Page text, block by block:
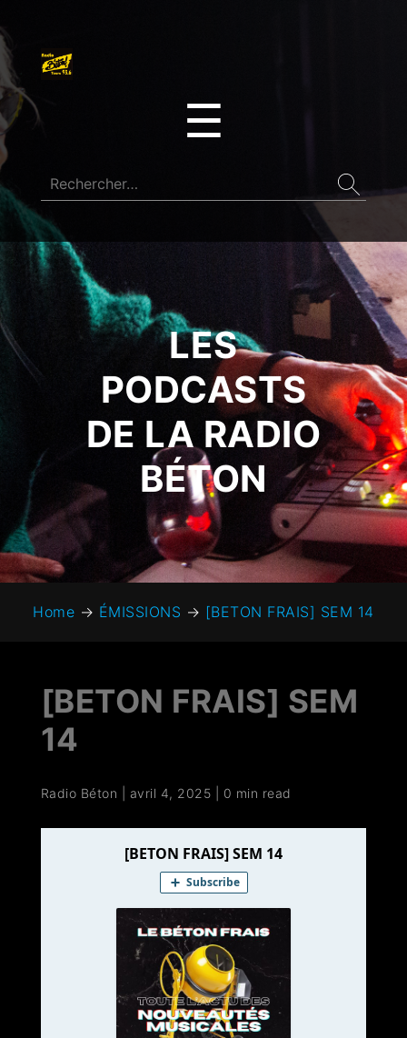
☰
LES
PODCASTS
DE LA RADIO
BÉTON
Home → ÉMISSIONS → [BETON FRAIS] SEM 14
[BETON FRAIS] SEM
14
Radio Béton avril 4, 2025 0 min read